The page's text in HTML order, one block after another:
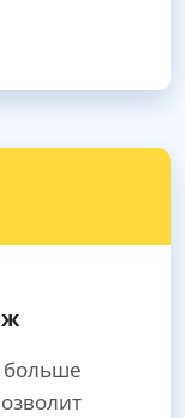
больше